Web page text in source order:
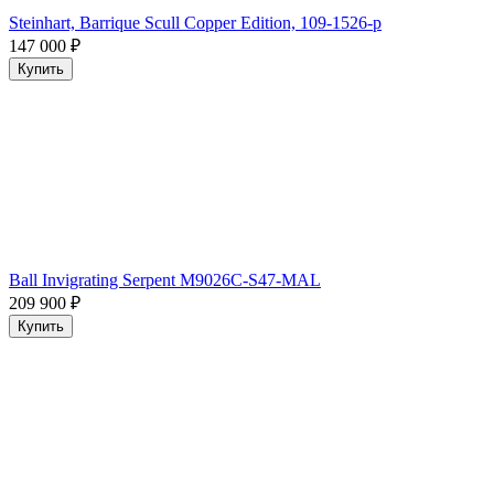
Steinhart, Barrique Scull Copper Edition, 109-1526-p
147 000 ₽
Купить
Ball Invigrating Serpent M9026C-S47-MAL
209 900 ₽
Купить